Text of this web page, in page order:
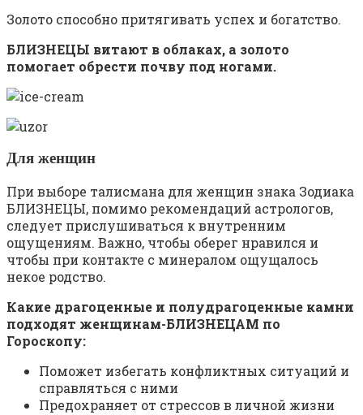
Золото способно притягивать успех и богатство.
БЛИЗНЕЦЫ витают в облаках, а золото
помогает обрести почву под ногами.
Для женщин
При выборе талисмана для женщин знака Зодиака
БЛИЗНЕЦЫ, помимо рекомендаций астрологов,
следует прислушиваться к внутренним
ощущениям. Важно, чтобы оберег нравился и
чтобы при контакте с минералом ощущалось
некое родство.
Какие драгоценные и полудрагоценные камни
подходят женщинам-БЛИЗНЕЦАМ по
Гороскопу:
Поможет избегать конфликтных ситуаций и
справляться с ними
Предохраняет от стрессов в личной жизни